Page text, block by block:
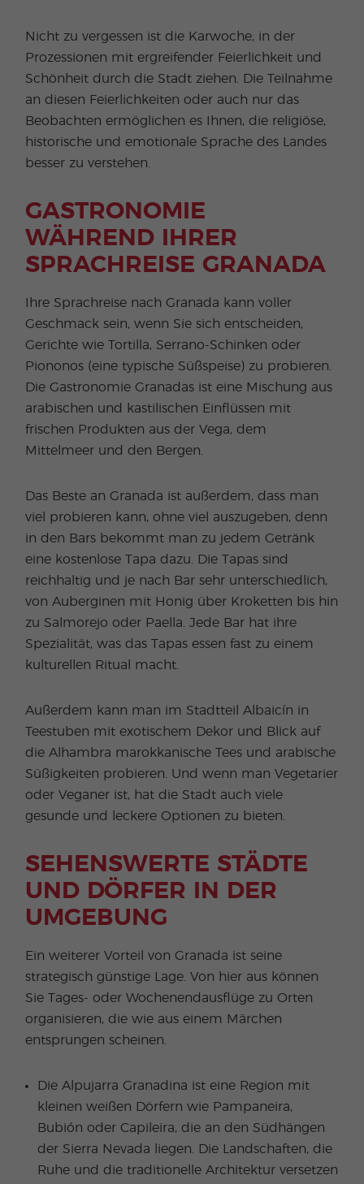
Nicht zu vergessen ist die Karwoche, in der
Prozessionen mit ergreifender Feierlichkeit und
Schönheit durch die Stadt ziehen. Die Teilnahme
an diesen Feierlichkeiten oder auch nur das
Beobachten ermöglichen es Ihnen, die religiöse,
historische und emotionale Sprache des Landes
besser zu verstehen.
GASTRONOMIE
WÄHREND IHRER
SPRACHREISE GRANADA
Ihre Sprachreise nach Granada kann voller
Geschmack sein, wenn Sie sich entscheiden,
Gerichte wie Tortilla, Serrano-Schinken oder
Piononos (eine typische Süßspeise) zu probieren.
Die Gastronomie Granadas ist eine Mischung aus
arabischen und kastilischen Einflüssen mit
frischen Produkten aus der Vega, dem
Mittelmeer und den Bergen.
Das Beste an Granada ist außerdem, dass man
viel probieren kann, ohne viel auszugeben, denn
in den Bars bekommt man zu jedem Getränk
eine kostenlose Tapa dazu. Die Tapas sind
reichhaltig und je nach Bar sehr unterschiedlich,
von Auberginen mit Honig über Kroketten bis hin
zu Salmorejo oder Paella. Jede Bar hat ihre
Spezialität, was das Tapas essen fast zu einem
kulturellen Ritual macht.
Außerdem kann man im Stadtteil Albaicín in
Teestuben mit exotischem Dekor und Blick auf
die Alhambra marokkanische Tees und arabische
Süßigkeiten probieren. Und wenn man Vegetarier
oder Veganer ist, hat die Stadt auch viele
gesunde und leckere Optionen zu bieten.
SEHENSWERTE STÄDTE
UND DÖRFER IN DER
UMGEBUNG
Ein weiterer Vorteil von Granada ist seine
strategisch günstige Lage. Von hier aus können
Sie Tages- oder Wochenendausflüge zu Orten
organisieren, die wie aus einem Märchen
entsprungen scheinen.
Die Alpujarra Granadina ist eine Region mit
kleinen weißen Dörfern wie Pampaneira,
Bubión oder Capileira, die an den Südhängen
der Sierra Nevada liegen. Die Landschaften, die
Ruhe und die traditionelle Architektur versetzen